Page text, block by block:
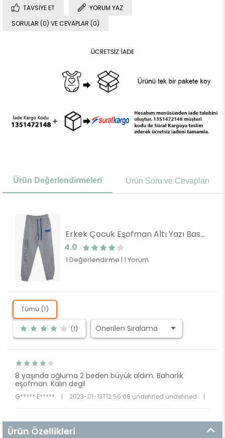
TAVSIYE ET
YORUM YAZ
SORULAR (0) VE CEVAPLAR (0)
Ürün Değerlendirmeleri Ürün Soru ve Cevapları
Erkek Çocuk Eşofman Altı Yazı Baskılı Gri Melanj (12 Yaş)
4.0
1 Değerlendirme | 1 Yorum
Tümü (1)
(1)
8 yaşında oğluma 2 beden büyük aldım. Baharlık
eşofman. Kalın degil
G***** E***** | 2023-01-13T12:56:08 undefined undefined |
Ürün Özellikleri